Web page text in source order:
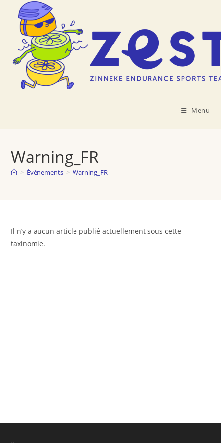
content
Menu
Warning_FR
> Évènements > Warning_FR
Il n’y a aucun article publié actuellement sous cette
taxinomie.